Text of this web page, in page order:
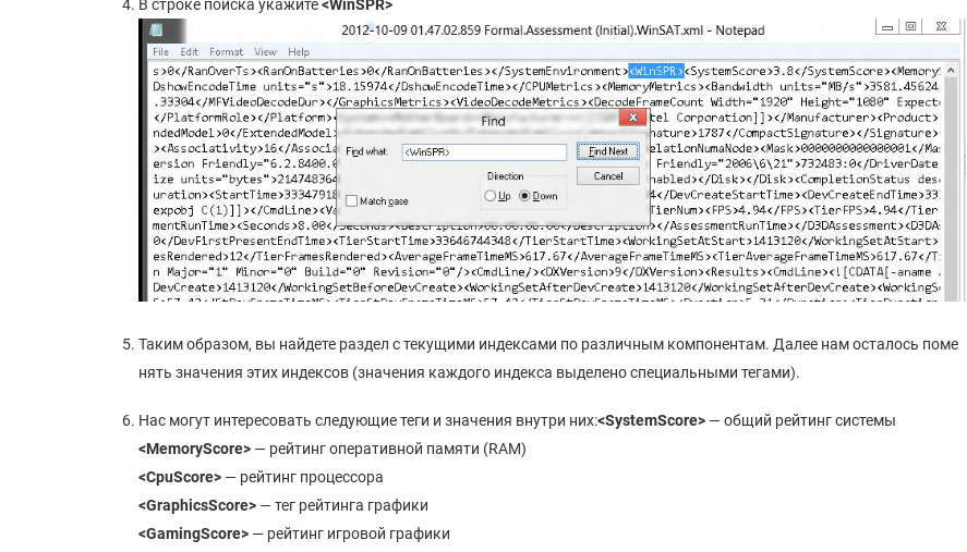
В строке поиска укажите<WinSPR>
Таким образом, вы найдете раздел с текущими индексами по различным компонентам. Далее нам осталось поме
нять значения этих индексов (значения каждого индекса выделено специальными тегами).
Нас могут интересовать следующие теги и значения внутри них:<SystemScore> — общий рейтинг системы
<MemoryScore> — рейтинг оперативной памяти (RAM)
<CpuScore> — рейтинг процессора
<GraphicsScore> — тег рейтинга графики
<GamingScore> — рейтинг игровой графики